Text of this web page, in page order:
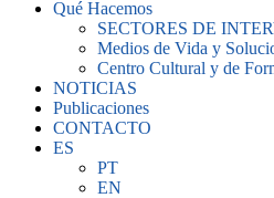
Qué Hacemos
SECTORES DE
Medios de Vida y
Centro Cultural y de
NOTICIAS
Publicaciones
CONTACTO
ES
PT
EN